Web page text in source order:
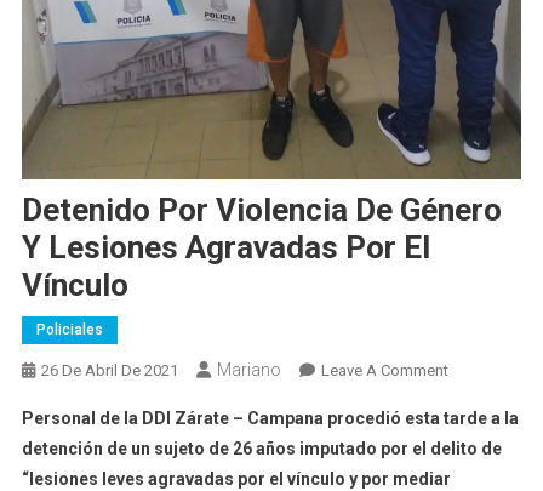
Detenido Por Violencia De Género
Y Lesiones Agravadas Por El
Vínculo
Policiales
26 De Abril De 2021 Mariano Leave A CommentOn
Por
Violencia
De
Personal de la DDI Zárate – Campana procedió esta tarde a la
detención de un sujeto de 26 años imputado por el delito de
“lesiones leves agravadas por el vínculo y por mediar